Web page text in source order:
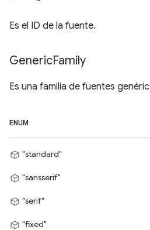
Es el ID de la fuente.
GenericFamily
Es una familia de fuentes
ENUM
"standard"
"sansserif"
"serif"
"fixed"